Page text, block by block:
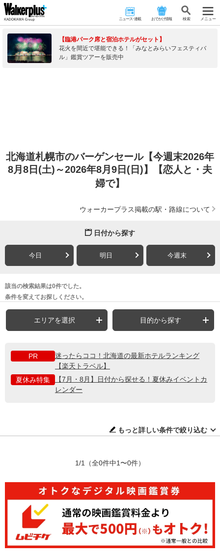
ニュース･連載 おでかけ情報 検 索 メニュー
【臨港パーク席と宿泊ホテルがセット】
花火を間近で堪能できる！「みなとみらいフェスティバ
ル」鑑賞ツアーを販売中
北海道札幌市のバーゲンセール【今週末2026年
8月8日(土)～2026年8月9日(日)】【恋人と・夫
婦で】
ウォーカープラス掲載の駅・路線について
日付から探す
今日 明日 今週末
該当の検索結果は0件でした。
条件を変えてお探しください。
エリアを選択 目的から探す
PR
迷ったらココ！北海道の最新ホテルランキング
【楽天トラベル】
夏休み特集
【7月・8月】日付から探せる！夏休みイベントカ
レンダー
もっと詳しい条件で絞り込む
1/1 （全0件中1〜0件）